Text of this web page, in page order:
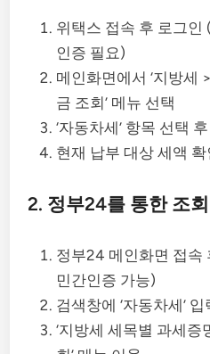
위택스 접속 후 로그인
인증 필요)
메인화면에서 ‘지방세
금 조회’ 메뉴 선택
‘자동차세’ 항목 선택
현재 납부 대상 세액
2. 정부24를 통한 조
정부24 메인화면 접속
민간인증 가능)
검색창에 ‘자동차세’
‘지방세 세목별 과세증